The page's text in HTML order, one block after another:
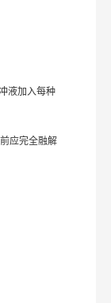
液加入每种
应完全融解